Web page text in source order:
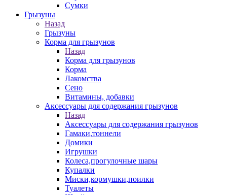
Сумки
Грызуны
Назад
Грызуны
Корма для грызунов
Назад
Корма для грызунов
Корма
Лакомства
Сено
Витамины, добавки
Аксессуары для содержания грызунов
Назад
Аксессуары для содержания грызунов
Гамаки,тоннели
Домики
Игрушки
Колеса,прогулочные шары
Купалки
Миски,кормушки,поилки
Туалеты